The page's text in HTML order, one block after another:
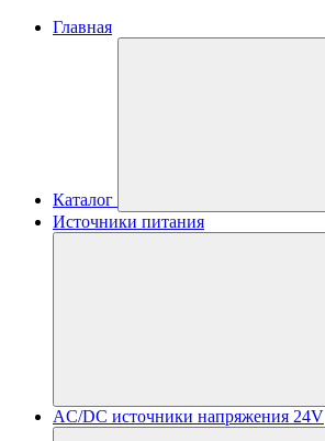
Главная
Каталог
Источники питания
AC/DC источники напряжения 24V